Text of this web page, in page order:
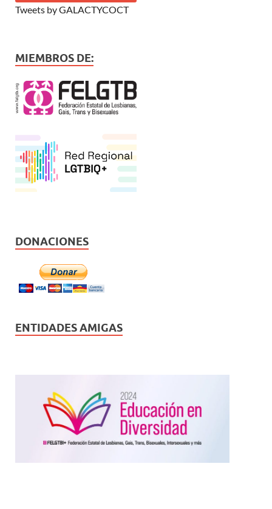
Tweets by GALACTYCOCT
MIEMBROS DE:
DONACIONES
ENTIDADES AMIGAS